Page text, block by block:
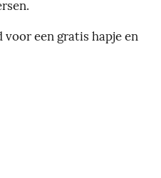
voor een gratis hapje en